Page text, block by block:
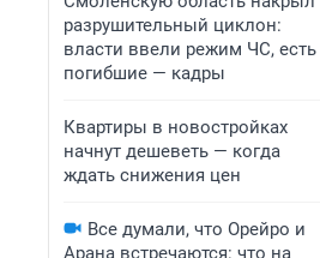
разрушительный циклон:
власти ввели режим ЧС, есть
погибшие — кадры
Квартиры в новостройках
начнут дешеветь — когда
ждать снижения цен
Все думали, что Орейро и
Арана встречаются: что на